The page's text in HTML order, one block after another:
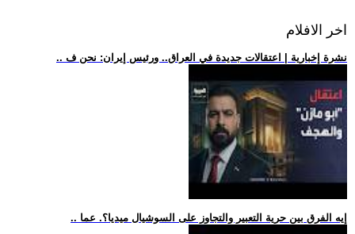
اخر الافلام
.. نشرة إخبارية | اعتقالات جديدة في العراق.. ورئيس إيران: نحن ف
.. إيه الفرق بين حرية التعبير والتجاوز على السوشيال ميديا؟. عما